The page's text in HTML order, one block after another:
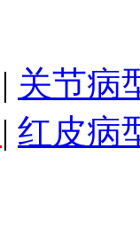
| 关节病
| 红皮病